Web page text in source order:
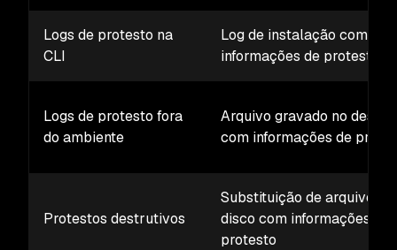
Logs de protesto na
CLI
Log de instalação com
informações de protesto
Logs de protesto fora
do ambiente
Arquivo gravado no
com informações de
Protestos destrutivos
Substituição de arquivos
disco com informações de
protesto